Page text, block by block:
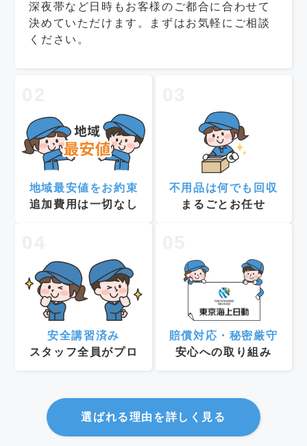
深夜帯など日時もお客様のご都合に合わせて
決めていただけます。まずはお気軽にご相談
ください。
地域最安値をお約束
追加費用は一切なし
不用品は何でも回収
まるごとお任せ
安全講習済み
スタッフ全員がプロ
賠償対応・秘密厳守
安心への取り組み
選ばれる理由を詳しく見る